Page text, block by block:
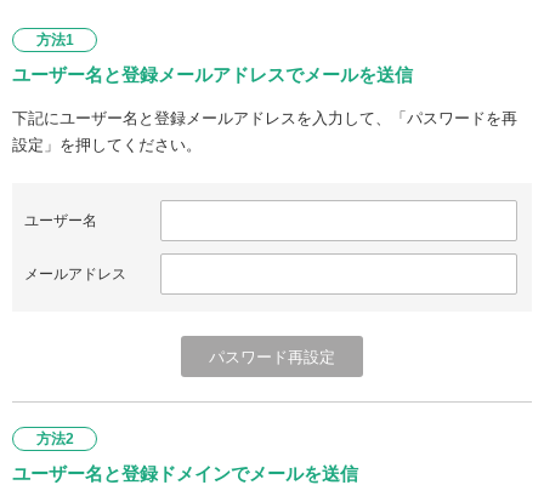
方法1
ユーザー名と登録メールアドレスでメールを送信
下記にユーザー名と登録メールアドレスを入力して、「パスワードを再
設定」を押してください。
ユーザー名
メールアドレス
方法2
ユーザー名と登録ドメインでメールを送信